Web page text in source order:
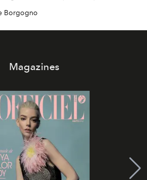
du quotidien.
Borgogno
Magazines